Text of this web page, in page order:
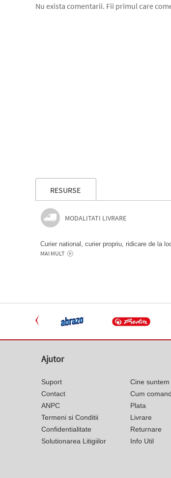
Nu exista comentarii. Fii primul care
RESURSE
MODALITATI LIVRARE
Curier national, curier propriu, ridicare de la
MAI MULT
Ajutor
Suport
Contact
ANPC
Termeni si Conditii
Confidentialitate
Solutionarea Litigiilor
Cine suntem
Cum comand
Plata
Livrare
Returnare
Info Util